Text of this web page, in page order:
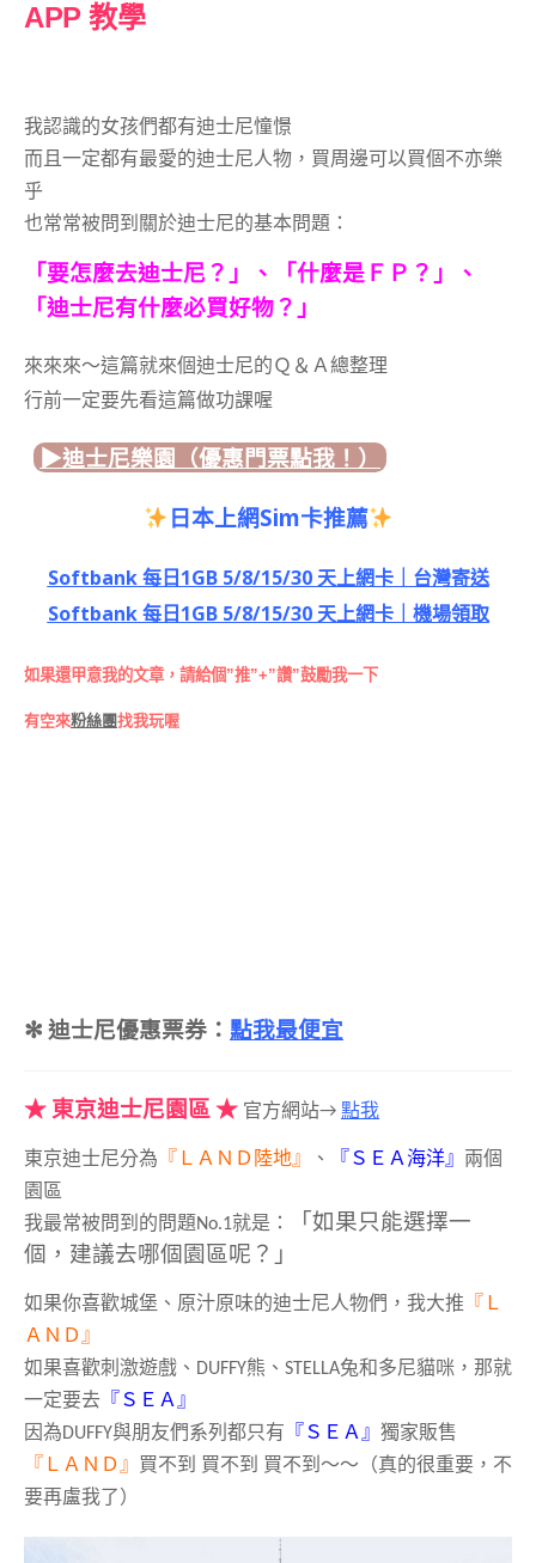
APP 教學
我認識的女孩們都有迪士尼憧憬
而且一定都有最愛的迪士尼人物，買周邊可以買個不亦樂
乎
也常常被問到關於迪士尼的基本問題：
「要怎麼去迪士尼？」、
「什麼是ＦＰ？」、
「迪士尼有什麼必買好物？」
來來來～這篇就來個迪士尼的Ｑ＆Ａ總整理
行前一定要先看這篇做功課喔
▶︎迪士尼樂園（優惠門票點我！）
日本上網Sim卡推薦
Softbank 每日1GB 5/8/15/30 天上網卡｜台灣寄送
Softbank 每日1GB 5/8/15/30 天上網卡｜機場領取
如果還甲意我的文章，請給個”推”+”讚”鼓勵我一下
有空來粉絲團找我玩喔
✻ 迪士尼優惠票券： 點我最便宜
★ 東京迪士尼園區 ★ 官方網站→ 點我
東京迪士尼分為 『ＬＡＮＤ陸地』 、 『ＳＥＡ海洋』 兩個
園區
我最常被問到的問題No.1就是：
「如果只能選擇一
個，建議去哪個園區呢？」
如果你喜歡城堡、原汁原味的迪士尼人物們，我大推 『Ｌ
ＡＮＤ』
如果喜歡刺激遊戲、DUFFY熊、STELLA兔和多尼貓咪，那就
一定要去 『ＳＥＡ』
因為DUFFY與朋友們系列都只有
『ＳＥＡ』 獨家販售
『ＬＡＮＤ』
買不到 買不到 買不到～～（真的很重要，不
要再盧我了）